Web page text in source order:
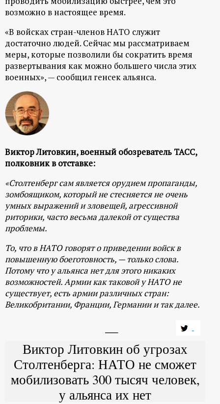
о
н
н
й
п
о
р
т
а
л
возможно в настоящее время.
«В войсках стран-членов НАТО служит
достаточно людей. Сейчас мы рассматриваем
меры, которые позволили бы сократить время
развертывания как можно большего числа этих
военных», — сообщил генсек альянса.
Виктор Литовкин, военный обозреватель ТАСС,
полковник в отставке:
«Столтенберг сам является орудием пропаганды,
зомбоящиком, который не стесняется не очень
умных выражений и зловещей, агрессивной
риторики, часто весьма далекой от существа
проблемы.
То, что в НАТО говорят о приведении войск в
повышенную боеготовность, — только слова.
Потому что у альянса нет для этого никаких
возможностей. Армии как таковой у НАТО не
существует, есть армии различных стран:
Великобритании, Франции, Германии и так далее.
Виктор Литовкин об угрозах
Столтенберга: НАТО не сможет
мобилизовать 300 тысяч человек,
у альянса их нет